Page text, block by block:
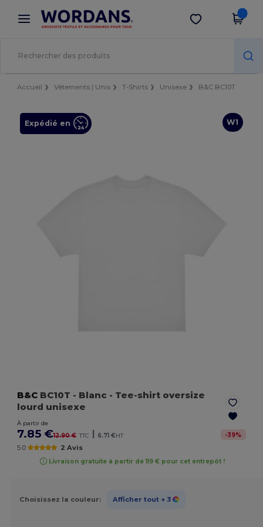
× Appli Wordans
Meilleurs prix sur l’app !
Obtenir l'appli
Accueil Vêtements | Unis T-Shirts Unisexe B&C BC10T
W1
Expédié en
B&C BC10T - Blanc - Tee-shirt oversize
lourd unisexe
À partir de
7.85 €12.90 € TTC | 6.71 €HT -39%
5.0 2 Avis
Livraison gratuite à partir de 119 € pour cet entrepôt !
Choisissez la couleur: Afficher tout + 3